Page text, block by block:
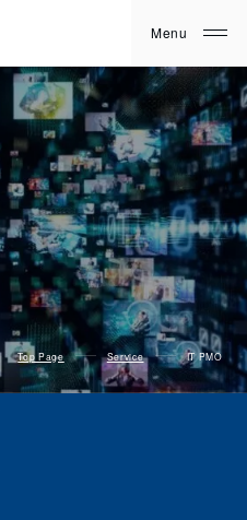
Top Page Service IT PMO